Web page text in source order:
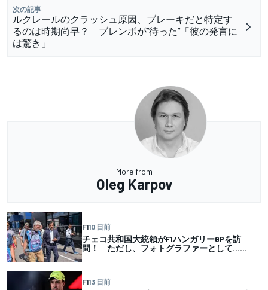
次の記事
ルクレールのクラッシュ原因、ブレーキだと特定す
るのは時期尚早？ ブレンボが”待った”「彼の発言に
は驚き」
More from
Oleg Karpov
F110 日前
チェコ共和国大統領がF1ハンガリーGPを訪
問！ ただし、フォトグラファーとして……
F113 日前